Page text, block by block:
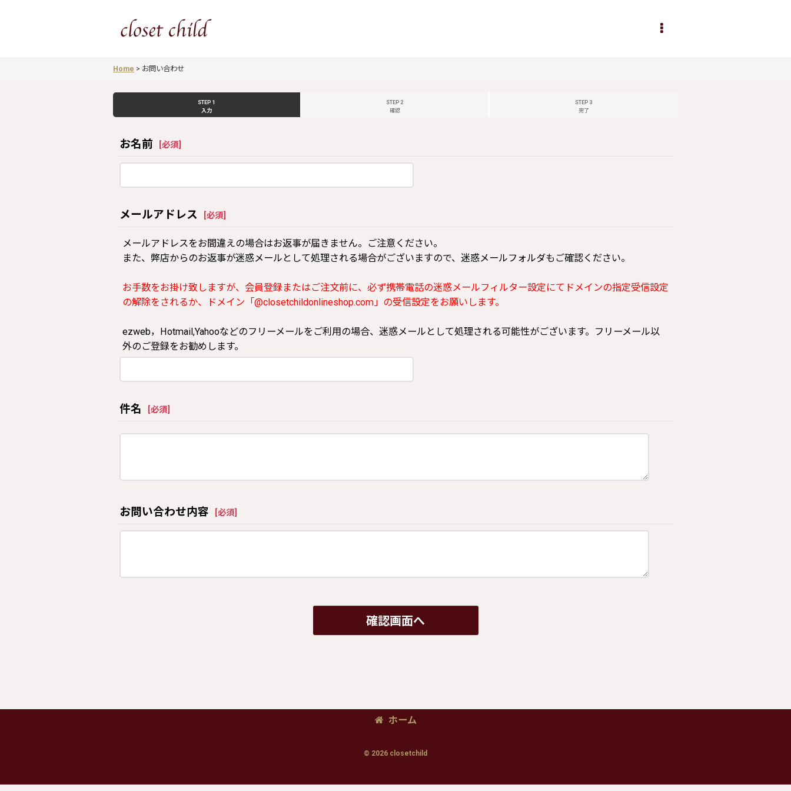
Home > お問い合わせ
STEP 1
入力
STEP 2
確認
STEP 3
完了
お名前 必須
メールアドレス 必須
メールアドレスをお間違えの場合はお返事が届きません。ご注意ください。
また、弊店からのお返事が迷惑メールとして処理される場合がございますので、迷惑メールフォルダもご確認ください。
お手数をお掛け致しますが、会員登録またはご注文前に、必ず携帯電話の迷惑メールフィルター設定にてドメインの指定受信設定
の解除をされるか、ドメイン「@closetchildonlineshop.com」の受信設定をお願いします。
ezweb，Hotmail,Yahooなどのフリーメールをご利用の場合、迷惑メールとして処理される可能性がございます。フリーメール以
外のご登録をお勧めします。
件名 必須
お問い合わせ内容 必須
確認画面へ
ホーム
© 2026 closetchild